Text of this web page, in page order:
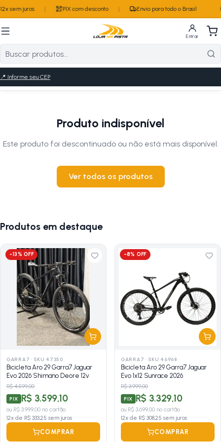
sem juros PIX com desconto Envio para todo o Brasil
Entrar
📍 Informe seu CEP
Produto indisponível
Este produto foi descontinuado ou não está mais disponível.
Ver todos os produtos
Produtos em destaque
-13% OFF
GARRA7 · SKU 47350
Bicicleta Aro 29 Garra7 Jaguar
Evo 2026 Shimano Deore 12v
R$ 4.599,00
PIX R$ 3.599,10
ou R$ 3.999,00 no cartão
12x de R$ 333,25 sem juros
COMPRAR
-8% OFF
GARRA7 · SKU 46968
Bicicleta Aro 29 Garra7 Jaguar
Evo 1x12 Sunrace 2026
R$ 3.999,00
PIX R$ 3.329,10
ou R$ 3.699,00 no cartão
12x de R$ 308,25 sem juros
COMPRAR